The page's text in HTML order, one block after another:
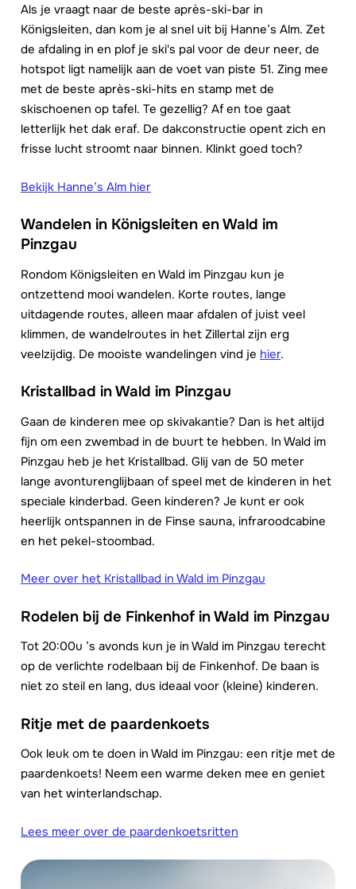
Als je vraagt naar de beste après-ski-bar in
Königsleiten, dan kom je al snel uit bij Hanne’s Alm. Zet
de afdaling in en plof je ski's pal voor de deur neer, de
hotspot ligt namelijk aan de voet van piste 51. Zing mee
met de beste après-ski-hits en stamp met de
skischoenen op tafel. Te gezellig? Af en toe gaat
letterlijk het dak eraf. De dakconstructie opent zich en
frisse lucht stroomt naar binnen. Klinkt goed toch?
Bekijk Hanne’s Alm hier
Wandelen in Königsleiten en Wald im
Pinzgau
Rondom Königsleiten en Wald im Pinzgau kun je
ontzettend mooi wandelen. Korte routes, lange
uitdagende routes, alleen maar afdalen of juist veel
klimmen, de wandelroutes in het Zillertal zijn erg
veelzijdig. De mooiste wandelingen vind je hier.
Kristallbad in Wald im Pinzgau
Gaan de kinderen mee op skivakantie? Dan is het altijd
fijn om een zwembad in de buurt te hebben. In Wald im
Pinzgau heb je het Kristallbad. Glij van de 50 meter
lange avonturenglijbaan of speel met de kinderen in het
speciale kinderbad. Geen kinderen? Je kunt er ook
heerlijk ontspannen in de Finse sauna, infraroodcabine
en het pekel-stoombad.
Meer over het Kristallbad in Wald im Pinzgau
Rodelen bij de Finkenhof in Wald im Pinzgau
Tot 20:00u ’s avonds kun je in Wald im Pinzgau terecht
op de verlichte rodelbaan bij de Finkenhof. De baan is
niet zo steil en lang, dus ideaal voor (kleine) kinderen.
Ritje met de paardenkoets
Ook leuk om te doen in Wald im Pinzgau: een ritje met de
paardenkoets! Neem een warme deken mee en geniet
van het winterlandschap.
Lees meer over de paardenkoetsritten